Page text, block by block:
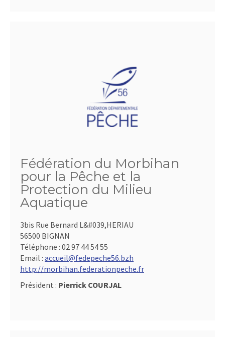
Fédération du Morbihan
pour la Pêche et la
Protection du Milieu
Aquatique
3bis Rue Bernard L&#039,HERIAU
56500 BIGNAN
Téléphone : 02 97 44 54 55
Email : accueil@fedepeche56.bzh
http://morbihan.federationpeche.fr
Président : Pierrick COURJAL